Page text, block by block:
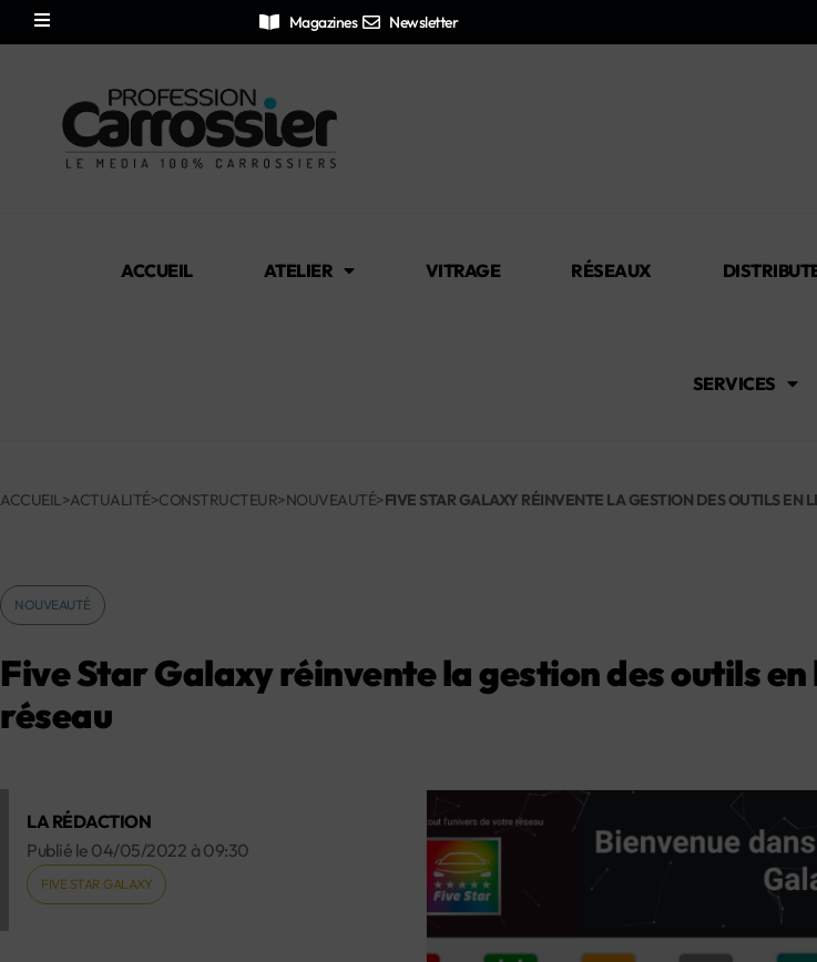
Magazines Newsletter
ACCUEIL ATELIER VITRAGE RÉSEAUX
SERVICES
ACCUEIL >ACTUALITÉ>CONSTRUCTEUR>NOUVEAUTÉ>FIVE STAR GALAXY RÉINVENTE LA GESTION DES OUTILS EN
NOUVEAUTÉ
Five Star Galaxy réinvente la gestion des outils
réseau
LA RÉDACTION
Publié le 04/05/2022 à 09:30
FIVE STAR GALAXY